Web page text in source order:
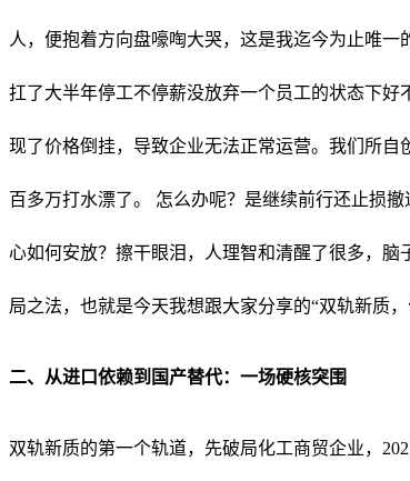
人，便抱着方向盘嚎啕大哭，这是我迄今为止唯
扛了大半年停工不停薪没放弃一个员工的状态下
现了价格倒挂，导致企业无法正常运营。我们所
百多万打水漂了。 怎么办呢？是继续前行还止损
心如何安放？擦干眼泪，人理智和清醒了很多，脑
局之法，也就是今天我想跟大家分享的“双轨新质
二、从进口依赖到国产替代：一场硬核突围
双轨新质的第一个轨道，先破局化工商贸企业，